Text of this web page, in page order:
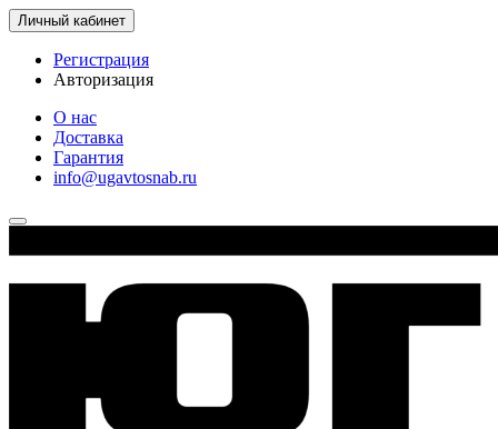
Личный кабинет
Регистрация
Авторизация
О нас
Доставка
Гарантия
info@ugavtosnab.ru